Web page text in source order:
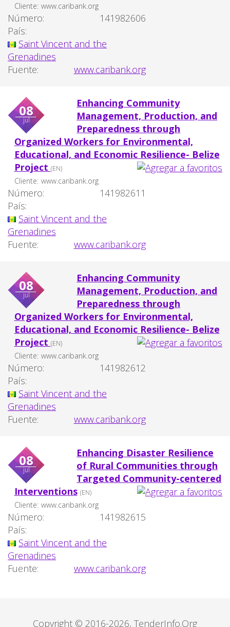
Cliente: www.caribank.org
Número:
141982606
País:
Saint Vincent and the
Grenadines
Fuente:
www.caribank.org
08
jul
Enhancing Community
Management, Production, and
Preparedness through
Organized Workers for Environmental,
Educational, and Economic Resilience- Belize
Project (EN)
Cliente: www.caribank.org
Número:
141982611
País:
Saint Vincent and the
Grenadines
Fuente:
www.caribank.org
08
jul
Enhancing Community
Management, Production, and
Preparedness through
Organized Workers for Environmental,
Educational, and Economic Resilience- Belize
Project (EN)
Cliente: www.caribank.org
Número:
141982612
País:
Saint Vincent and the
Grenadines
Fuente:
www.caribank.org
08
jul
Enhancing Disaster Resilience
of Rural Communities through
Targeted Community-centered
Interventions (EN)
Cliente: www.caribank.org
Número:
141982615
País:
Saint Vincent and the
Grenadines
Fuente:
www.caribank.org
Copyright © 2016-2026, TenderInfo.Org